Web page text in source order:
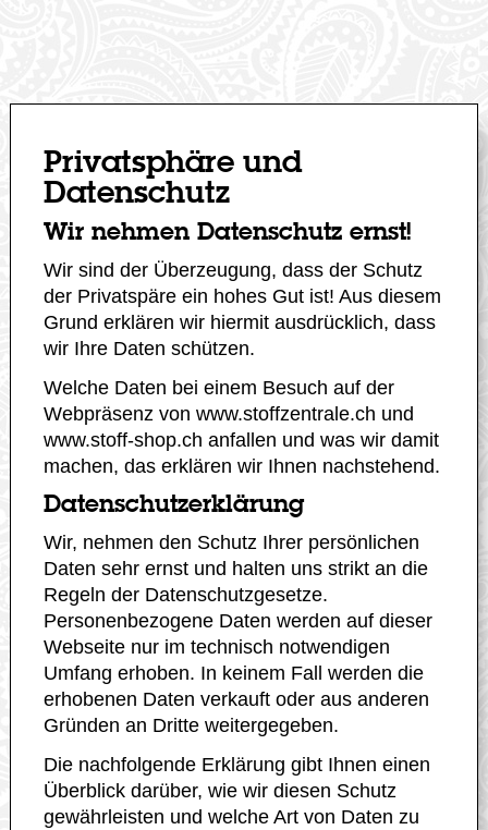
Privatsphäre und
Datenschutz
Wir nehmen Datenschutz ernst!
Wir sind der Überzeugung, dass der Schutz
der Privatspäre ein hohes Gut ist! Aus diesem
Grund erklären wir hiermit ausdrücklich, dass
wir Ihre Daten schützen.
Welche Daten bei einem Besuch auf der
Webpräsenz von www.stoffzentrale.ch und
www.stoff-shop.ch anfallen und was wir damit
machen, das erklären wir Ihnen nachstehend.
Datenschutzerklärung
Wir, nehmen den Schutz Ihrer persönlichen
Daten sehr ernst und halten uns strikt an die
Regeln der Datenschutzgesetze.
Personenbezogene Daten werden auf dieser
Webseite nur im technisch notwendigen
Umfang erhoben. In keinem Fall werden die
erhobenen Daten verkauft oder aus anderen
Gründen an Dritte weitergegeben.
Die nachfolgende Erklärung gibt Ihnen einen
Überblick darüber, wie wir diesen Schutz
gewährleisten und welche Art von Daten zu